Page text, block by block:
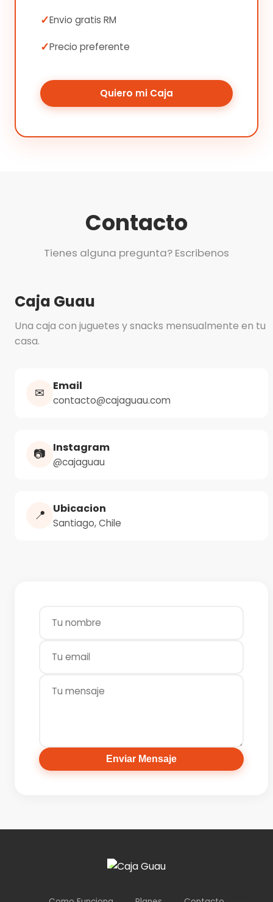
Envio gratis RM
Precio preferente
Quiero mi Caja
Contacto
Tienes alguna pregunta? Escribenos
Caja Guau
Una caja con juguetes y snacks mensualmente en tu
casa.
✉ Email
contacto@cajaguau.com
📷 Instagram
@cajaguau
📍 Ubicacion
Santiago, Chile
Enviar Mensaje